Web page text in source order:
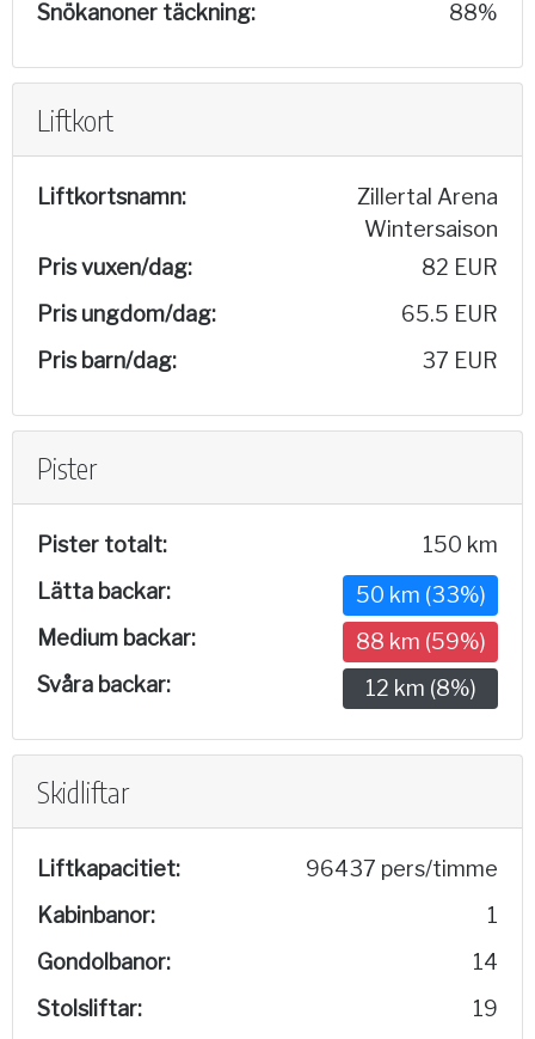
Snökanoner täckning:
88%
Liftkort
Liftkortsnamn:
Zillertal Arena
Wintersaison
Pris vuxen/dag:
82 EUR
Pris ungdom/dag:
65.5 EUR
Pris barn/dag:
37 EUR
Pister
Pister totalt:
150 km
Lätta backar:
50 km (33%)
Medium backar:
88 km (59%)
Svåra backar:
12 km (8%)
Skidliftar
Liftkapacitiet:
96437 pers/timme
Kabinbanor:
1
Gondolbanor:
14
Stolsliftar:
19